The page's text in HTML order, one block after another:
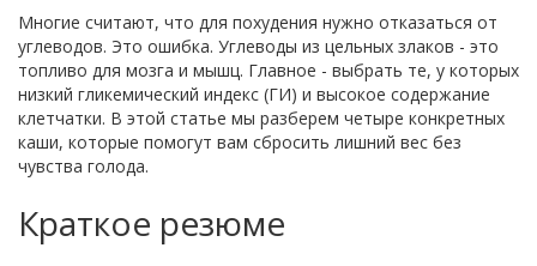
Многие считают, что для похудения нужно отказаться от
углеводов. Это ошибка. Углеводы из цельных злаков - это
топливо для мозга и мышц. Главное - выбрать те, у которых
низкий гликемический индекс (ГИ) и высокое содержание
клетчатки. В этой статье мы разберем четыре конкретных
каши, которые помогут вам сбросить лишний вес без
чувства голода.
Краткое резюме